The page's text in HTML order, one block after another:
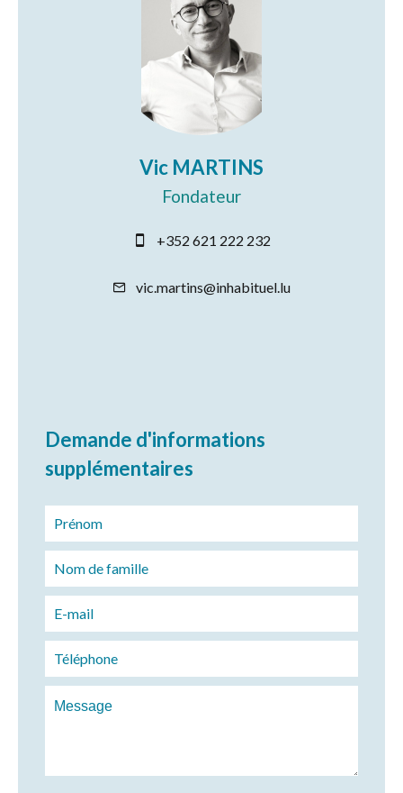
Vic MARTINS
Fondateur
+352 621 222 232
vic.martins@inhabituel.lu
Demande d'informations
supplémentaires